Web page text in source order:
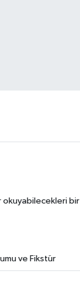
bir
ve Fikstür